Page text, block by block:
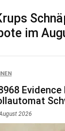
im
Evidence
2026